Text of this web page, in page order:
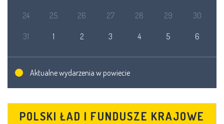
24 25 26 27 28 29 30
31 1 2 3 4 5 6
Aktualne wydarzenia w powiecie
POLSKI ŁAD I FUNDUSZE KRAJOWE